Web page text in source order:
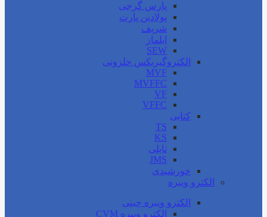
پارس گرجی
پولادین پارت
شریف
ایلماز
SEW
الکتروگیربکس حلزونی
MVF
MVFFC
VF
VFFC
کتابی
TS
KS
تایلی
JMS
خورشیدی
الکترو ویبره
الکترو ویبره چینی
الکترو ویبره CVM